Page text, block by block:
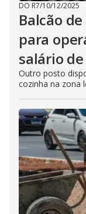
DO R7/10/12/2025
Balcão
para
salário de
Outro posto
cozinha na zona